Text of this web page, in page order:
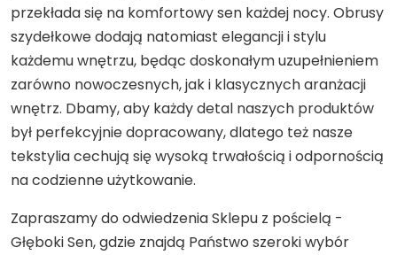
przekłada się na komfortowy sen każdej nocy. Obrusy
szydełkowe dodają natomiast elegancji i stylu
każdemu wnętrzu, będąc doskonałym uzupełnieniem
zarówno nowoczesnych, jak i klasycznych aranżacji
wnętrz. Dbamy, aby każdy detal naszych produktów
był perfekcyjnie dopracowany, dlatego też nasze
tekstylia cechują się wysoką trwałością i odpornością
na codzienne użytkowanie.
Zapraszamy do odwiedzenia Sklepu z pościelą -
Głęboki Sen, gdzie znajdą Państwo szeroki wybór